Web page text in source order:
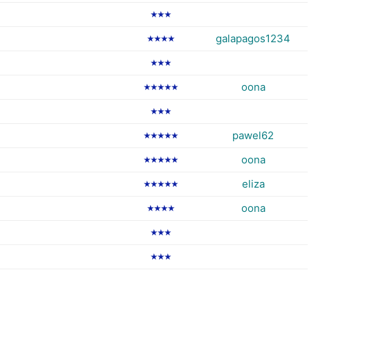
★★★
★★★★ galapagos1234
★★★
★★★★★ oona
★★★
★★★★★ pawel62
★★★★★ oona
★★★★★ eliza
★★★★ oona
★★★
★★★